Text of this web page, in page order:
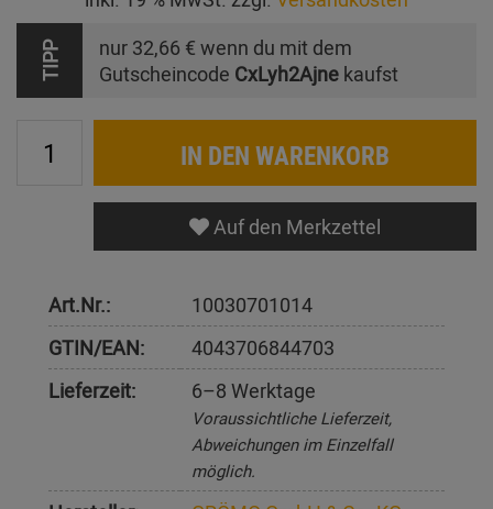
TIPP nur 32,66 € wenn du mit dem
Gutscheincode CxLyh2Ajne kaufst
IN DEN WARENKORB
Auf den Merkzettel
Art.Nr.:
10030701014
GTIN/EAN:
4043706844703
Lieferzeit:
6–8 Werktage
Voraussichtliche Lieferzeit,
Abweichungen im Einzelfall
möglich.